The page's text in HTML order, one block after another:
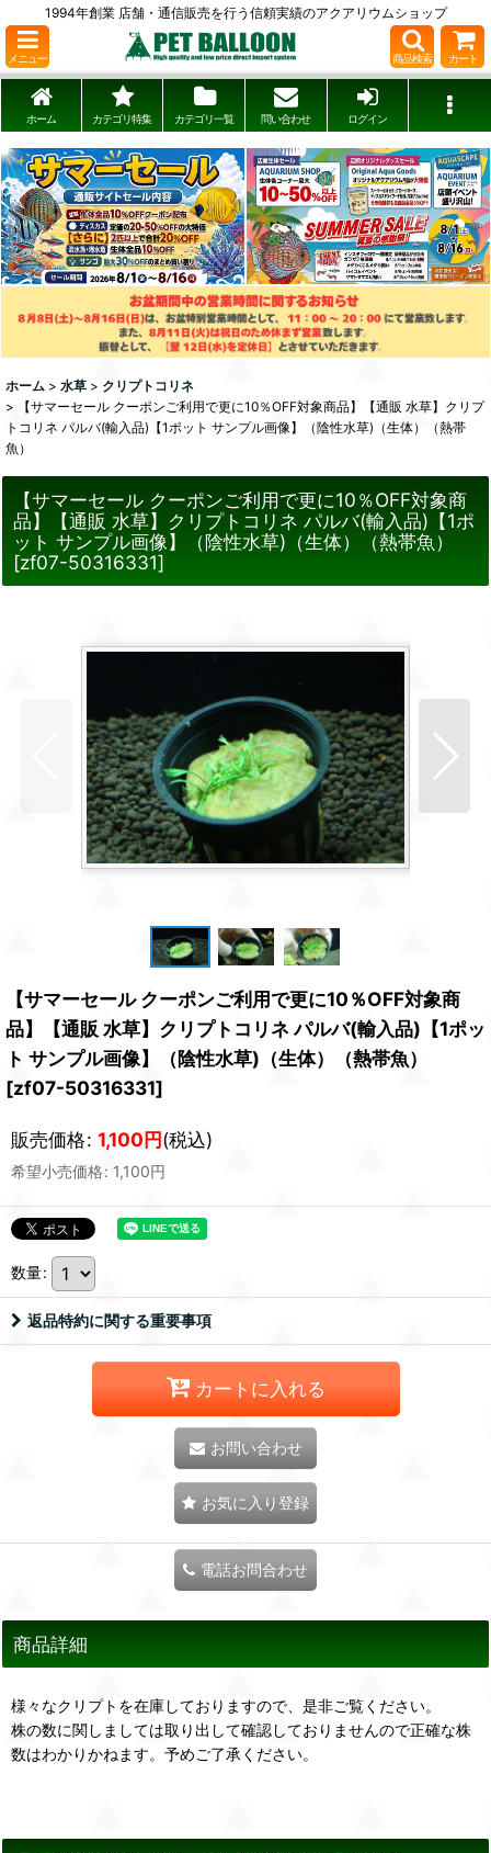
1994年創業 店舗・通信販売を行う信頼実績のアクアリウムショップ
メニュー 商品検索 カート
ホーム カテゴリ特集 カテゴリ一覧 問い合わせ ログイン
ホーム > 水草 > クリプトコリネ
>
【サマーセール クーポンご利用で更に10％OFF対象商品】【通販 水草】クリプ
トコリネ パルバ(輸入品)【1ポット サンプル画像】（陰性水草)（生体）（熱帯
魚）
【サマーセール クーポンご利用で更に10％OFF対象商
品】【通販 水草】クリプトコリネ パルバ(輸入品)【1ポ
ット サンプル画像】（陰性水草)（生体）（熱帯魚）
[zf07-50316331]
【サマーセール クーポンご利用で更に10％OFF対象商
品】【通販 水草】クリプトコリネ パルバ(輸入品)【1ポッ
ト サンプル画像】（陰性水草)（生体）（熱帯魚）
[zf07-50316331]
販売価格: 1,100円(税込)
希望小売価格: 1,100円
数量:
返品特約に関する重要事項
カートに入れる
お問い合わせ
お気に入り登録
電話お問合わせ
商品詳細
様々なクリプトを在庫しておりますので、是非ご覧ください。
株の数に関しましては取り出して確認しておりませんので正確な株
数はわかりかねます。予めご了承ください。